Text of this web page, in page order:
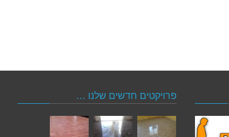
פרויקטים חדשים שלנו …